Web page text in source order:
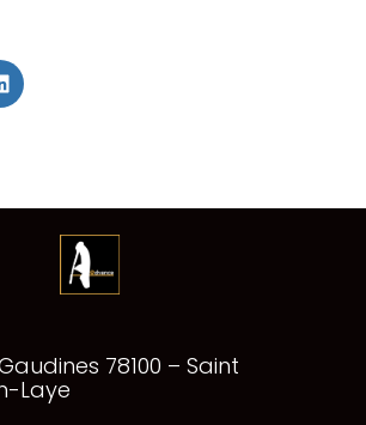
78100 – Saint
Laye